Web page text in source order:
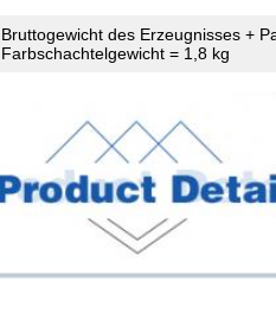
Bruttogewicht des Erzeugnisses +
Farbschachtelgewicht = 1,8 kg